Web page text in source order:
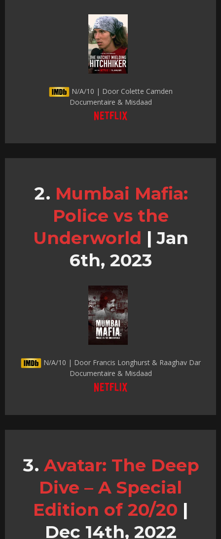
N/A/10 | Door Colette Camden
Documentaire & Misdaad
Mumbai Mafia:
Police vs the
Underworld | Jan
6th, 2023
N/A/10 | Door Francis Longhurst & Raaghav Dar
Documentaire & Misdaad
Avatar: The Deep
Dive – A Special
Edition of 20/20 |
Dec 14th, 2022